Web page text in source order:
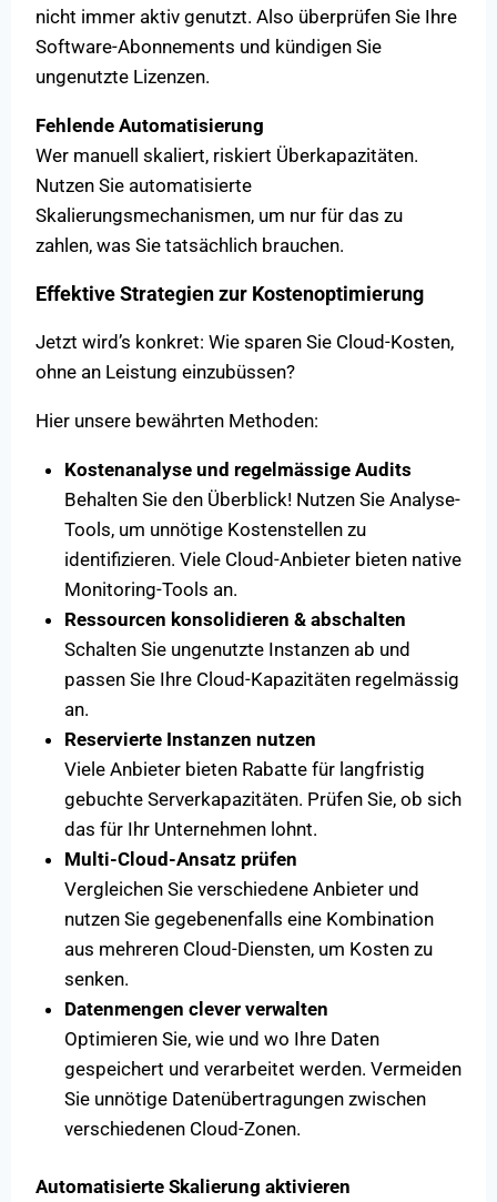
nicht immer aktiv genutzt. Also überprüfen Sie Ihre
Software-Abonnements und kündigen Sie
ungenutzte Lizenzen.
Fehlende Automatisierung
Wer manuell skaliert, riskiert Überkapazitäten.
Nutzen Sie automatisierte
Skalierungsmechanismen, um nur für das zu
zahlen, was Sie tatsächlich brauchen.
Effektive Strategien zur Kostenoptimierung
Jetzt wird’s konkret: Wie sparen Sie Cloud-Kosten,
ohne an Leistung einzubüssen?
Hier unsere bewährten Methoden:
Kostenanalyse und regelmässige Audits
Behalten Sie den Überblick! Nutzen Sie Analyse-
Tools, um unnötige Kostenstellen zu
identifizieren. Viele Cloud-Anbieter bieten native
Monitoring-Tools an.
Ressourcen konsolidieren & abschalten
Schalten Sie ungenutzte Instanzen ab und
passen Sie Ihre Cloud-Kapazitäten regelmässig
an.
Reservierte Instanzen nutzen
Viele Anbieter bieten Rabatte für langfristig
gebuchte Serverkapazitäten. Prüfen Sie, ob sich
das für Ihr Unternehmen lohnt.
Multi-Cloud-Ansatz prüfen
Vergleichen Sie verschiedene Anbieter und
nutzen Sie gegebenenfalls eine Kombination
aus mehreren Cloud-Diensten, um Kosten zu
senken.
Datenmengen clever verwalten
Optimieren Sie, wie und wo Ihre Daten
gespeichert und verarbeitet werden. Vermeiden
Sie unnötige Datenübertragungen zwischen
verschiedenen Cloud-Zonen.
Automatisierte Skalierung aktivieren